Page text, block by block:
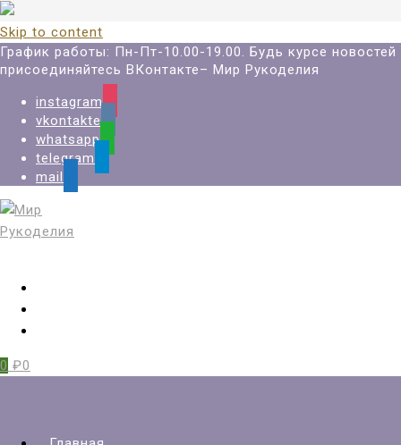
Skip to content
График работы: Пн-Пт-10.00-19.00. Будь курсе новостей
присоединяйтесь ВКонтакте– Мир Рукоделия
instagram
vkontakte
whatsapp
telegram
mail
0 ₽0